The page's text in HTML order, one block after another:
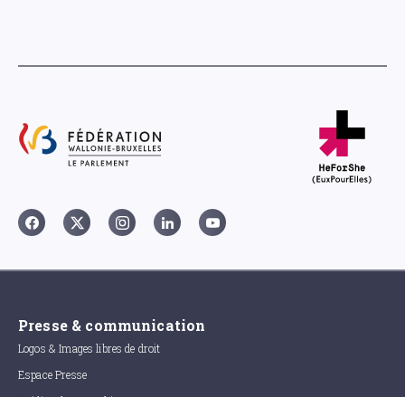
Presse & communication
Logos & Images libres de droit
Espace Presse